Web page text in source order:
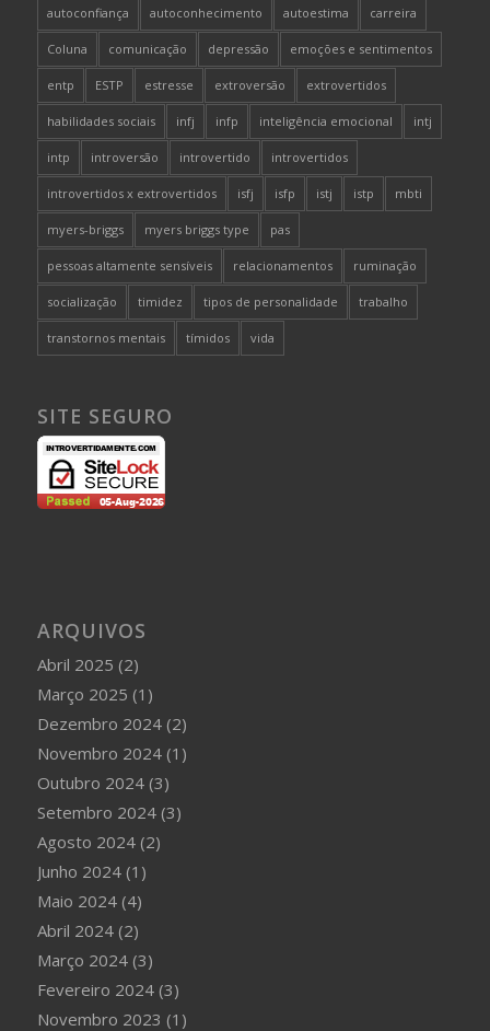
autoconfiança autoconhecimento autoestima carreira
Coluna comunicação depressão emoções e sentimentos
entp ESTP estresse extroversão extrovertidos
habilidades sociais infj infp inteligência emocional intj
intp introversão introvertido introvertidos
introvertidos x extrovertidos isfj isfp istj istp mbti
myers-briggs myers briggs type pas
pessoas altamente sensíveis relacionamentos ruminação
socialização timidez tipos de personalidade trabalho
transtornos mentais tímidos vida
SITE SEGURO
ARQUIVOS
Abril 2025 (2)
Março 2025 (1)
Dezembro 2024(2)
Novembro 2024(1)
Outubro 2024(3)
Setembro 2024(3)
Agosto 2024(2)
Junho 2024(1)
Maio 2024(4)
Abril 2024(2)
Março 2024(3)
Fevereiro 2024(3)
Novembro 2023 (1)